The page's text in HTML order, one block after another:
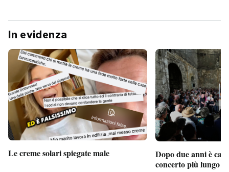
In evidenza
Le creme solari spiegate male
Dopo due anni è
concerto più lungo